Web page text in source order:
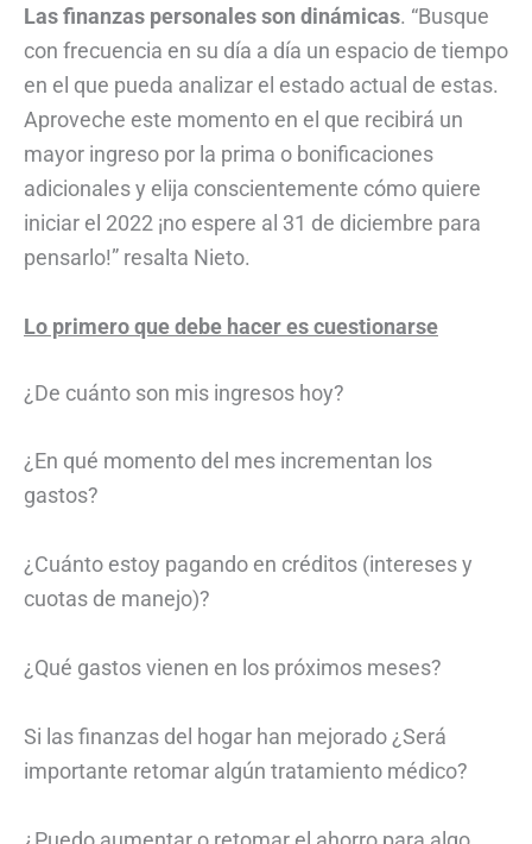
Las finanzas personales son dinámicas. “Busque
con frecuencia en su día a día un espacio de tiempo
en el que pueda analizar el estado actual de estas.
Aproveche este momento en el que recibirá un
mayor ingreso por la prima o bonificaciones
adicionales y elija conscientemente cómo quiere
iniciar el 2022 ¡no espere al 31 de diciembre para
pensarlo!” resalta Nieto.
Lo primero que debe hacer es cuestionarse
¿De cuánto son mis ingresos hoy?
¿En qué momento del mes incrementan los
gastos?
¿Cuánto estoy pagando en créditos (intereses y
cuotas de manejo)?
¿Qué gastos vienen en los próximos meses?
Si las finanzas del hogar han mejorado ¿Será
importante retomar algún tratamiento médico?